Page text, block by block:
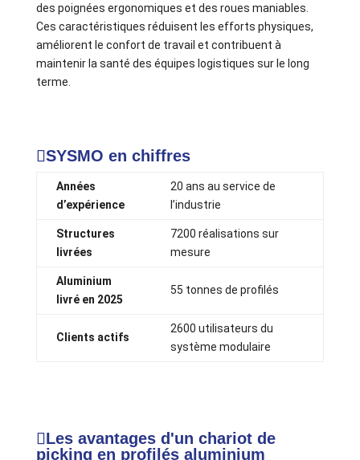
des poignées ergonomiques et des roues maniables.
Ces caractéristiques réduisent les efforts physiques,
améliorent le confort de travail et contribuent à
maintenir la santé des équipes logistiques sur le long
terme.
SYSMO en chiffres
Années
d’expérience
20 ans au service de
l’industrie
Structures
livrées
7200 réalisations sur
mesure
Aluminium
livré en 2025
55 tonnes de profilés
Clients actifs
2600 utilisateurs du
système modulaire
Les avantages d'un chariot de
picking en profilés aluminium